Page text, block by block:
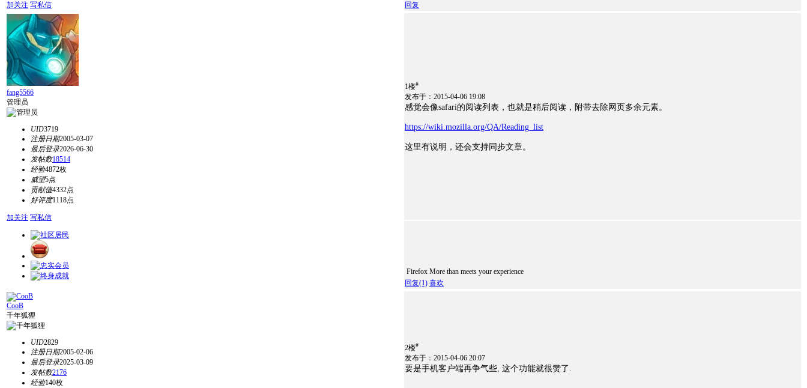
加关注 写私信
回复
fang5566
管理员
UID3719
注册日期2005-03-07
最后登录2026-06-30
发帖数18514
经验4872枚
威望5点
贡献值4332点
好评度1118点
加关注 写私信
1楼#
发布于：2015-04-06 19:08
感觉会像safari的阅读列表，也就是稍后阅读，附带去除网页多余元素。
https://wiki.mozilla.org/QA/Reading_list
这里有说明，还会支持同步文章。
Firefox More than meets your experience
回复(1) 喜欢
CooB
千年狐狸
UID2829
注册日期2005-02-06
最后登录2025-03-09
发帖数2176
经验140枚
2楼#
发布于：2015-04-06 20:07
要是手机客户端再争气些, 这个功能就很赞了.